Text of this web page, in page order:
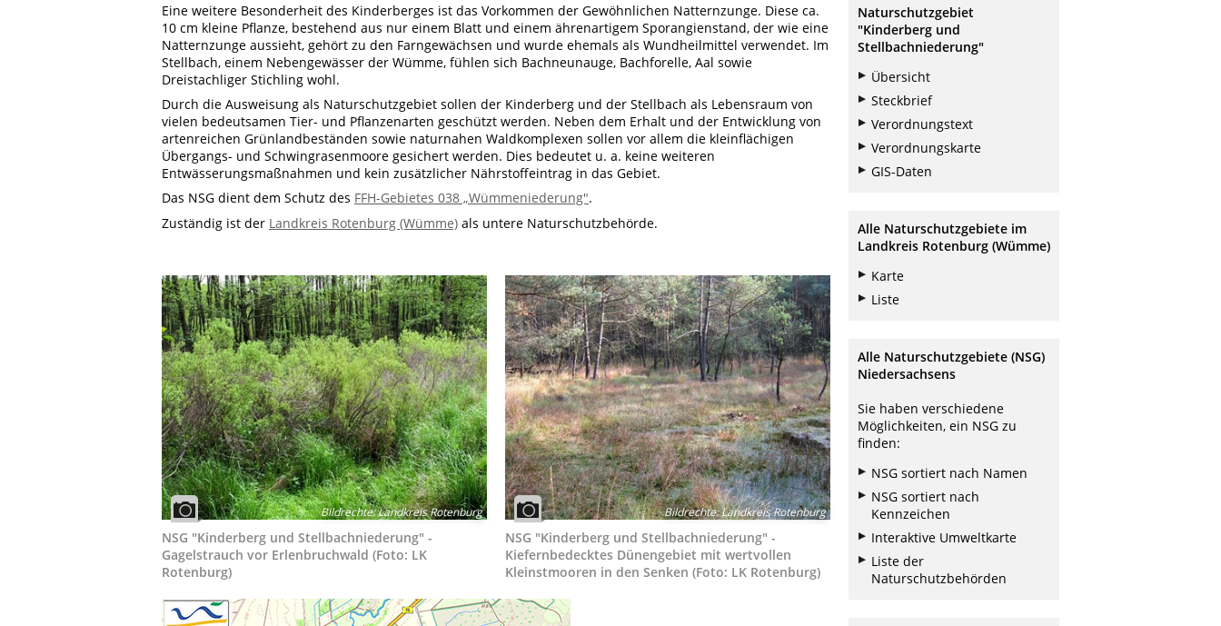
Eine weitere Besonderheit des Kinderberges ist das Vorkommen der Gewöhnlichen Natternzunge. Diese ca.
10 cm kleine Pflanze, bestehend aus nur einem Blatt und einem ährenartigem Sporangienstand, der wie eine
Natternzunge aussieht, gehört zu den Farngewächsen und wurde ehemals als Wundheilmittel verwendet. Im
Stellbach, einem Nebengewässer der Wümme, fühlen sich Bachneunauge, Bachforelle, Aal sowie
Dreistachliger Stichling wohl.
Durch die Ausweisung als Naturschutzgebiet sollen der Kinderberg und der Stellbach als Lebensraum von
vielen bedeutsamen Tier- und Pflanzenarten geschützt werden. Neben dem Erhalt und der Entwicklung von
artenreichen Grünlandbeständen sowie naturnahen Waldkomplexen sollen vor allem die kleinflächigen
Übergangs- und Schwingrasenmoore gesichert werden. Dies bedeutet u. a. keine weiteren
Entwässerungsmaßnahmen und kein zusätzlicher Nährstoffeintrag in das Gebiet.
Das NSG dient dem Schutz des FFH-Gebietes 038 „Wümmeniederung".
Zuständig ist der Landkreis Rotenburg (Wümme) als untere Naturschutzbehörde.
Bildrechte:Landkreis Rotenburg
NSG "Kinderberg und Stellbachniederung" -
Gagelstrauch vor Erlenbruchwald (Foto: LK
Rotenburg)
Bildrechte:Landkreis Rotenburg
NSG "Kinderberg und Stellbachniederung" -
Kiefernbedecktes Dünengebiet mit wertvollen
Kleinstmooren in den Senken (Foto: LK Rotenburg)
Naturschutzgebiet
"Kinderberg und
Stellbachniederung"
Übersicht
Steckbrief
Verordnungstext
Verordnungskarte
GIS-Daten
Alle Naturschutzgebiete im
Landkreis Rotenburg (Wümme)
Karte
Liste
Alle Naturschutzgebiete (NSG)
Niedersachsens
Sie haben verschiedene
Möglichkeiten, ein NSG zu
finden:
NSG sortiert nach Namen
NSG sortiert nach
Kennzeichen
Interaktive Umweltkarte
Liste der
Naturschutzbehörden